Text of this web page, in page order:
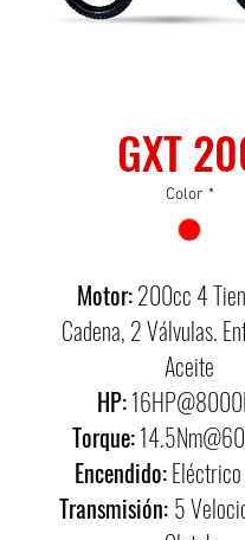
GXT
Color *
Motor:200cc 4
Cadena, 2 Válvulas.
Aceite
HP:
Torque:
Encendido:Eléctrico
Transmisión: 5